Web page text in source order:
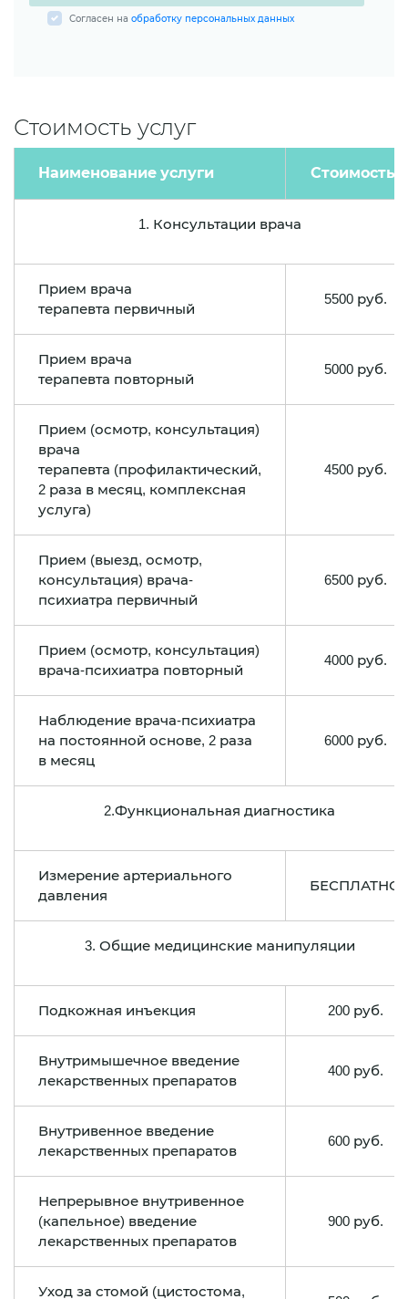
Согласен на обработку персональных данных
Стоимость услуг
Наименование услуги Стоимость*
1. Консультации врача
Прием врача
терапевта первичный
5500 руб.
Прием врача
терапевта повторный
5000 руб.
Прием (осмотр, консультация)
врача
терапевта (профилактический,
2 раза в месяц, комплексная
услуга)
4500 руб.
Прием (выезд, осмотр,
консультация) врача-
психиатра первичный
6500 руб.
Прием (осмотр, консультация)
врача-психиатра повторный
4000 руб.
Наблюдение врача-психиатра
на постоянной основе, 2 раза
в месяц
6000 руб.
2.Функциональная диагностика
Измерение артериального
давления
БЕСПЛАТНО
3. Общие медицинские манипуляции
Подкожная инъекция 200 руб.
Внутримышечное введение
лекарственных препаратов
400 руб.
Внутривенное введение
лекарственных препаратов
600 руб.
Непрерывное внутривенное
(капельное) введение
лекарственных препаратов
900 руб.
Уход за стомой (цистостома,